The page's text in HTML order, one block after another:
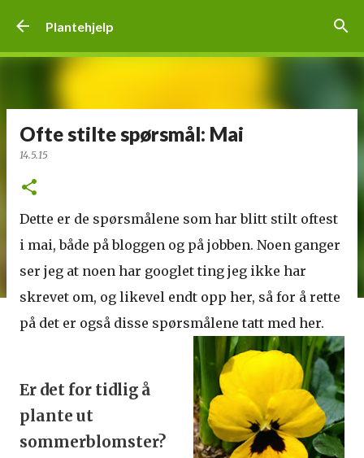
Plantehjelp
Ofte stilte spørsmål: Mai
14.5.15
Dette er de spørsmålene som har blitt stilt oftest
i mai, både på bloggen og på jobben. Noen ganger
ser jeg at noen har googlet ting jeg ikke har
skrevet om, og likevel endt opp her, så for å rette
på det er også disse spørsmålene tatt med her.
Er det for tidlig å
plante ut
sommerblomster?